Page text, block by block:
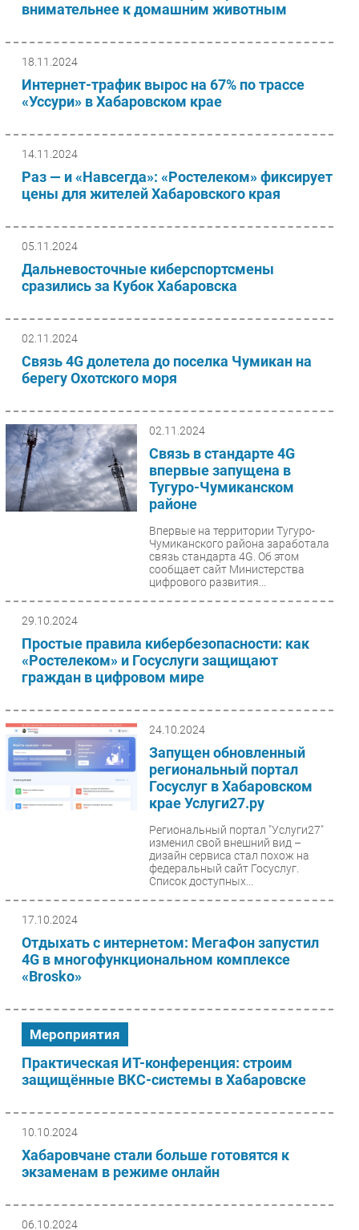
внимательнее к домашним животным
18.11.2024
Интернет-трафик вырос на 67% по трассе
«Уссури» в Хабаровском крае
14.11.2024
Раз — и «Навсегда»: «Ростелеком» фиксирует
цены для жителей Хабаровского края
05.11.2024
Дальневосточные киберспортсмены
сразились за Кубок Хабаровска
02.11.2024
Связь 4G долетела до поселка Чумикан на
берегу Охотского моря
02.11.2024
Связь в стандарте 4G
впервые запущена в
Тугуро-Чумиканском
районе
Впервые на территории Тугуро-
Чумиканского района заработала
связь стандарта 4G. Об этом
сообщает сайт Министерства
цифрового развития...
29.10.2024
Простые правила кибербезопасности: как
«Ростелеком» и Госуслуги защищают
граждан в цифровом мире
24.10.2024
Запущен обновленный
региональный портал
Госуслуг в Хабаровском
крае Услуги27.ру
Региональный портал "Услуги27"
изменил свой внешний вид –
дизайн сервиса стал похож на
федеральный сайт Госуслуг.
Список доступных...
17.10.2024
Отдыхать с интернетом: МегаФон запустил
4G в многофункциональном комплексе
«Brosko»
Мероприятия
Практическая ИТ-конференция: строим
защищённые ВКС-системы в Хабаровске
10.10.2024
Хабаровчане стали больше готовятся к
экзаменам в режиме онлайн
06.10.2024